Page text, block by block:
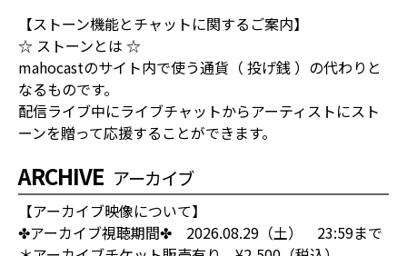
【ストーン機能とチャットに関するご案内】
☆ ストーンとは ☆
mahocastのサイト内で使う通貨（ 投げ銭 ）の代わりと
なるものです。
配信ライブ中にライブチャットからアーティストにスト
ーンを贈って応援することができます。
ARCHIVE アーカイブ
【アーカイブ映像について】
✤アーカイブ視聴期間✤ 2026.08.29（土） 23:59まで